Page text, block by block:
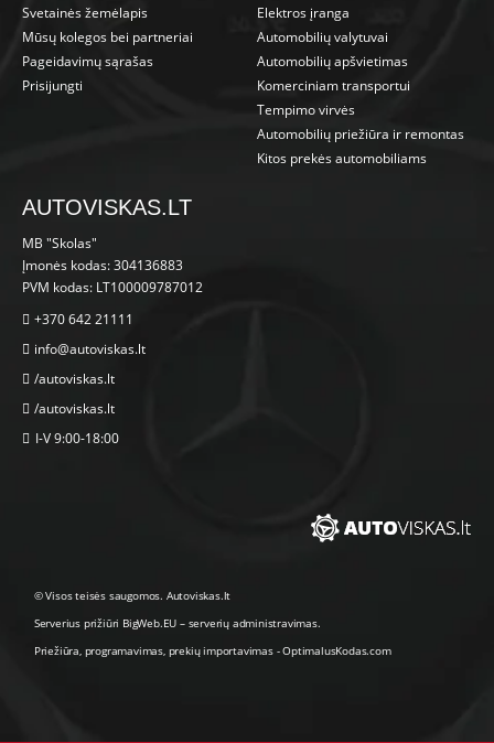
Svetainės žemėlapis
Mūsų kolegos bei partneriai
Pageidavimų sąrašas
Prisijungti
Elektros įranga
Automobilių valytuvai
Automobilių apšvietimas
Komerciniam transportui
Tempimo virvės
Automobilių priežiūra ir remontas
Kitos prekės automobiliams
AUTOVISKAS.LT
MB "Skolas"
Įmonės kodas: 304136883
PVM kodas: LT100009787012
+370 642 21111
info@autoviskas.lt
/autoviskas.lt
/autoviskas.lt
I-V 9:00-18:00
© Visos teisės saugomos. Autoviskas.lt
Serverius prižiūri BigWeb.EU – serverių administravimas.
Priežiūra, programavimas, prekių importavimas-OptimalusKodas.com